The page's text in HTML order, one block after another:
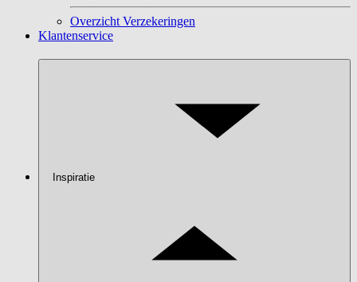
Overzicht Verzekeringen
Klantenservice
Inspiratie